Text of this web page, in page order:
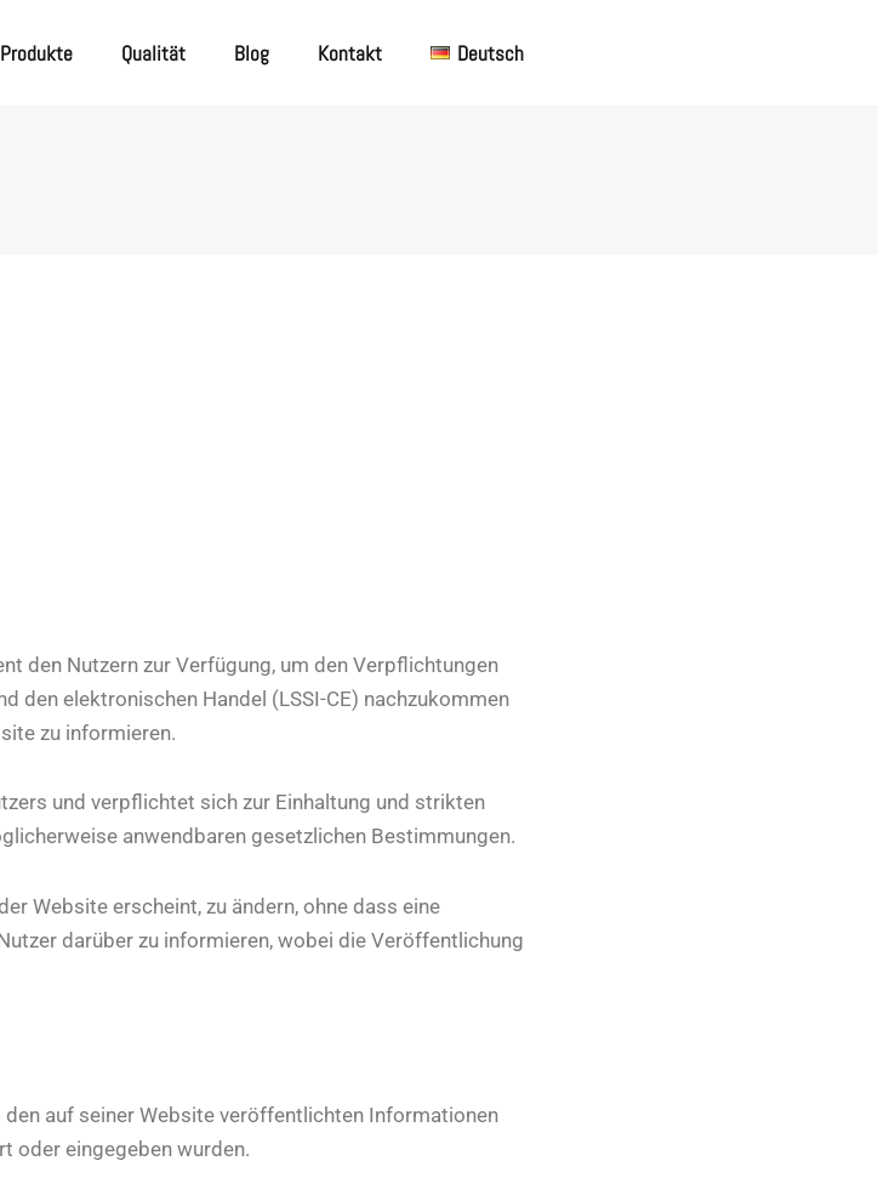
Produkte Qualität Blog Kontakt Deutsch
den Nutzern zur Verfügung, um den Verpflichtungen
elektronischen Handel (LSSI-CE) nachzukommen
zu informieren.
und verpflichtet sich zur Einhaltung und strikten
anwendbaren gesetzlichen Bestimmungen.
Website erscheint, zu ändern, ohne dass eine
darüber zu informieren, wobei die Veröffentlichung
auf seiner Website veröffentlichten Informationen
oder eingegeben wurden.